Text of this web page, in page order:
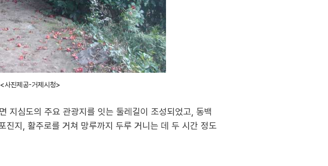
사진제공-거제시청>
지심도의 주요 관광지를 잇는 둘레길이 조성되었고, 동백
지, 활주로를 거쳐 망루까지 두루 거니는 데 두 시간 정도